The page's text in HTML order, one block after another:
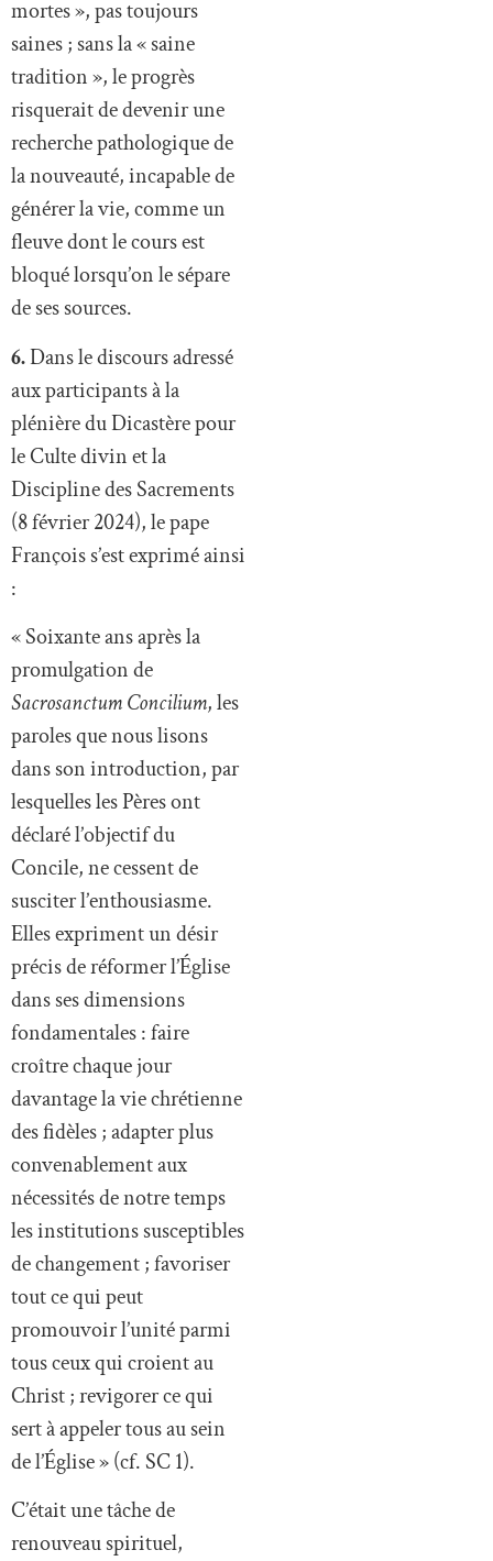
mortes », pas toujours
saines ; sans la « saine
tradition », le progrès
risquerait de devenir une
recherche pathologique de
la nouveauté, incapable de
générer la vie, comme un
fleuve dont le cours est
bloqué lorsqu’on le sépare
de ses sources.
6.Dans le discours adressé
aux participants à la
plénière du Dicastère pour
le Culte divin et la
Discipline des Sacrements
(8 février 2024), le pape
François s’est exprimé ainsi
:
« Soixante ans après la
promulgation de
Sacrosanctum Concilium, les
paroles que nous lisons
dans son introduction, par
lesquelles les Pères ont
déclaré l’objectif du
Concile, ne cessent de
susciter l’enthousiasme.
Elles expriment un désir
précis de réformer l’Église
dans ses dimensions
fondamentales : faire
croître chaque jour
davantage la vie chrétienne
des fidèles ; adapter plus
convenablement aux
nécessités de notre temps
les institutions susceptibles
de changement ; favoriser
tout ce qui peut
promouvoir l’unité parmi
tous ceux qui croient au
Christ ; revigorer ce qui
sert à appeler tous au sein
de l’Église » (cf. SC 1).
C’était une tâche de
renouveau spirituel,